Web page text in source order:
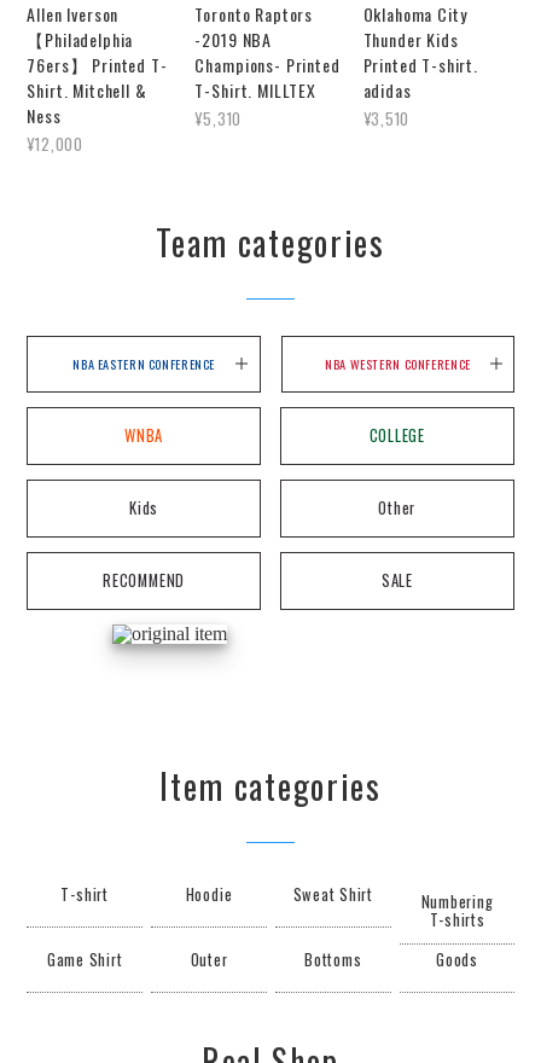
Allen Iverson
【Philadelphia
76ers】 Printed T-
Shirt. Mitchell &
Ness
¥12,000
Toronto Raptors
-2019 NBA
Champions- Printed
T-Shirt. MILLTEX
¥5,310
Oklahoma City
Thunder Kids
Printed T-shirt.
adidas
¥3,510
Team categories
NBA EASTERN CONFERENCE NBA WESTERN CONFERENCE
WNBA COLLEGE
Kids Other
RECOMMEND SALE
Item categories
T-shirt Hoodie Sweat Shirt Numbering
T-shirts
Game Shirt
Outer Bottoms Goods